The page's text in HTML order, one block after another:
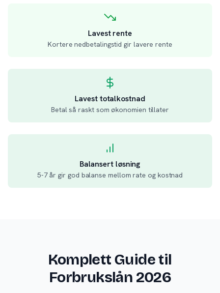
Lavest rente
Kortere nedbetalingstid gir lavere rente
Lavest totalkostnad
Betal så raskt som økonomien tillater
Balansert løsning
5-7 år gir god balanse mellom rate og kostnad
Komplett Guide til
Forbrukslån 2026